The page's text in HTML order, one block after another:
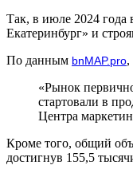
Так, в июле 2024
Екатеринбург» и
По данным bnMAP.pro,
«Рынок
стартовали в
Центра
Кроме того, общий
достигнув 155,5